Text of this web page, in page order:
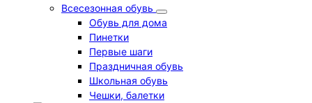
Всесезонная обувь
Обувь для дома
Пинетки
Первые шаги
Праздничная обувь
Школьная обувь
Чешки, балетки